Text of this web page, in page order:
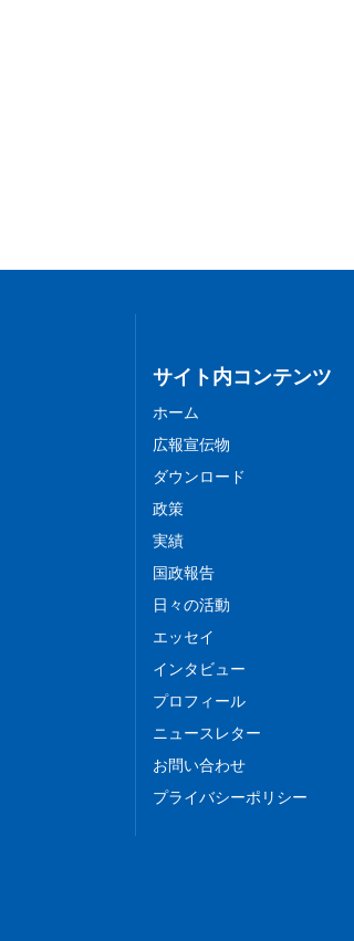
サイト内コンテンツ
ホーム
広報宣伝物
ダウンロード
政策
実績
国政報告
日々の活動
エッセイ
インタビュー
プロフィール
ニュースレター
お問い合わせ
プライバシーポリシー